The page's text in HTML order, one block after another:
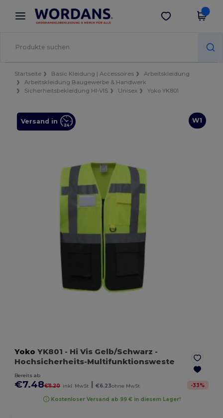
× Wordans App
Bessere Preise in der App!
App holen
Startseite Basic Kleidung | Accessoires
Arbeitskleidung
Arbeitskleidung Baugewerbe & Handwerk
Sicherheitsbekleidung HI-VIS
Unisex Yoko YK801
W1
Versand in
Yoko YK801 - Hi Vis Gelb/Schwarz -
Hochsicherheits-Multifunktionsweste
Bereits ab
€7.48€11.20 inkl. MwSt | €6.23ohne MwSt -33%
Kostenloser Versand ab 99 € in diesem Lager!